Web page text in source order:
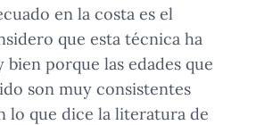
en la costa es el
que esta técnica ha
porque las edades que
son muy consistentes
lo que dice la literatura de